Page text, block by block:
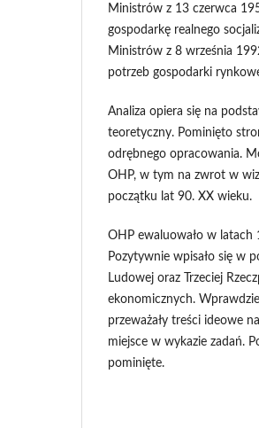
Ministrów z 13 czerwca
gospodarkę realnego
Ministrów z 8 września
potrzeb gospodarki
Analiza opiera się na
teoretyczny. Pominięto
odrębnego opracowania.
OHP, w tym na zwrot w
początku lat 90. XX wieku.
OHP ewaluowało w
Pozytywnie wpisało się w
Ludowej oraz Trzeciej
ekonomicznych.
przeważały treści ideowe
miejsce w wykazie zadań.
pominięte.